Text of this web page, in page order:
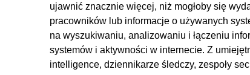
ujawnić znacznie więcej, niż mogłoby się
pracowników lub informacje o używanych
na wyszukiwaniu, analizowaniu i łączeniu
systemów i aktywności w internecie. Z
intelligence, dziennikarze śledczy, zespoły